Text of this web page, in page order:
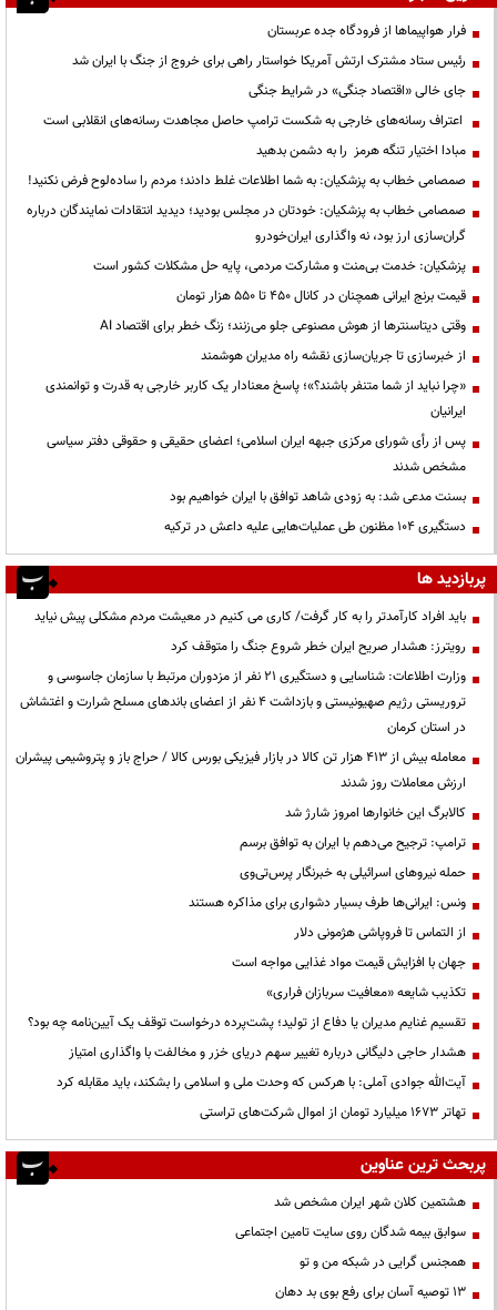
فرار هواپیماها از فرودگاه جده عربستان
رئیس ستاد مشترک ارتش آمریکا خواستار راهی برای خروج از جنگ با ایران شد
جای خالی «اقتصاد جنگی» در شرایط جنگی
اعتراف رسانه‌های خارجی به شکست ترامپ حاصل مجاهدت رسانه‌های انقلابی است
مبادا اختیار تنگه هرمز را به دشمن بدهید
صمصامی خطاب به پزشکیان: به شما اطلاعات غلط دادند؛ مردم را ساده‌لوح فرض نکنید!
صمصامی خطاب به پزشکیان: خودتان در مجلس بودید؛ دیدید انتقادات نمایندگان درباره
گران‌سازی ارز بود، نه واگذاری ایران‌خودرو
پزشکیان: خدمت بی‌منت و مشارکت مردمی، پایه حل مشکلات کشور است
قیمت‌ برنج ایرانی همچنان در کانال ۴۵۰ تا ۵۵۰ هزار تومان
وقتی دیتاسنترها از هوش مصنوعی جلو می‌زنند؛ زنگ خطر برای اقتصاد AI
از خبرسازی تا جریان‌سازی نقشه راه مدیران هوشمند
«چرا نباید از شما متنفر باشند؟»؛ پاسخ معنادار یک کاربر خارجی به قدرت و توانمندی
ایرانیان
پس از رأی شورای مرکزی جبهه ایران اسلامی؛ اعضای حقیقی و حقوقی دفتر سیاسی
مشخص شدند
بسنت مدعی شد: به زودی شاهد توافق با ایران خواهیم بود
دستگیری ۱۰۴ مظنون طی عملیات‌هایی علیه داعش در ترکیه
پربازدید ها
باید افراد کارآمدتر را به کار گرفت/ کاری می کنیم در معیشت مردم مشکلی پیش نیاید
رویترز: هشدار صریح ایران خطر شروع جنگ را متوقف کرد
وزارت اطلاعات: شناسایی و دستگیری ۲۱ نفر از مزدوران مرتبط با سازمان جاسوسی و
تروریستی رژیم صهیونیستی و بازداشت ۴ نفر از اعضای باندهای مسلح شرارت و اغتشاش
در استان کرمان
معامله بیش از ۴۱۳ هزار تن کالا در بازار فیزیکی بورس کالا / حراج باز و پتروشیمی پیشران
ارزش معاملات روز شدند
کالابرگ این خانوارها امروز شارژ شد
ترامپ: ترجیح می‌دهم با ایران به توافق برسم
حمله نیروهای اسرائیلی به خبرنگار پرس‌تی‌وی
ونس: ایرانی‌ها طرف بسیار دشواری برای مذاکره هستند
از التماس تا فروپاشی هژمونی دلار
جهان با افزایش قیمت مواد غذایی مواجه است
تکذیب شایعه «معافیت سربازان فراری»
تقسیم غنایم مدیران یا دفاع از تولید؛ پشت‌پرده درخواست توقف یک آیین‌نامه چه بود؟
هشدار حاجی دلیگانی درباره تغییر سهم دریای خزر و مخالفت با واگذاری امتیاز
آیت‌الله جوادی آملی: با هرکس که وحدت ملی و اسلامی را بشکند، باید مقابله کرد
تهاتر ۱۶۷۳ میلیارد تومان از اموال شرکت‌های تراستی
پربحث ترین عناوین
هشتمین کلان شهر ایران مشخص شد
سوابق بیمه شدگان روی سایت تامین اجتماعی
همجنس گرایی در شبکه من و تو
13 توصیه آسان برای رفع بوی بد دهان